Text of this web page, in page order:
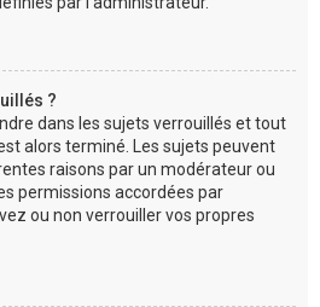
?
dans les sujets verrouillés et tout
alors terminé. Les sujets peuvent
raisons par un modérateur ou
permissions accordées par
ou non verrouiller vos propres